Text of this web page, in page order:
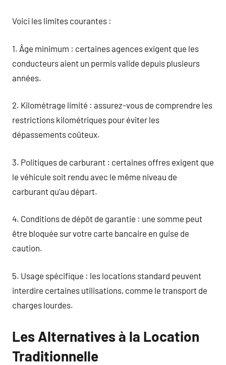
Voici les limites courantes :
1. Âge minimum : certaines agences exigent que les
conducteurs aient un permis valide depuis plusieurs
années.
2. Kilométrage limité : assurez-vous de comprendre les
restrictions kilométriques pour éviter les
dépassements coûteux.
3. Politiques de carburant : certaines offres exigent que
le véhicule soit rendu avec le même niveau de
carburant qu’au départ.
4. Conditions de dépôt de garantie : une somme peut
être bloquée sur votre carte bancaire en guise de
caution.
5. Usage spécifique : les locations standard peuvent
interdire certaines utilisations, comme le transport de
charges lourdes.
Les Alternatives à la Location
Traditionnelle